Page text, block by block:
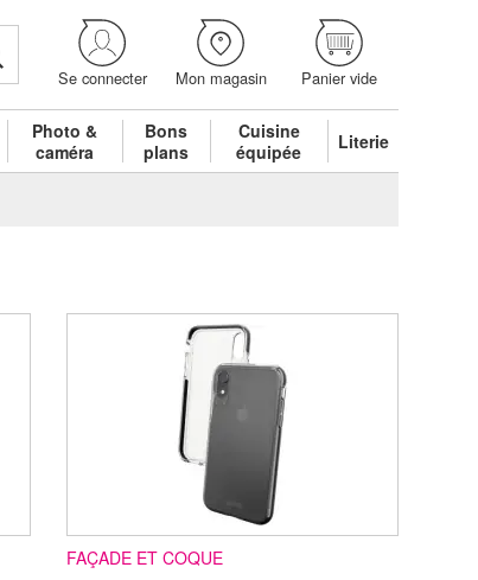
Se connecter Mon magasin Panier vide
Photo &
caméra
Bons
plans
Cuisine
équipée
Literie
FAÇADE ET COQUE